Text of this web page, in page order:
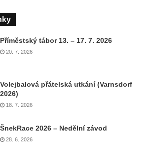
Příměstský tábor 13. – 17. 7. 2026
20. 7. 2026
Volejbalová přátelská utkání (Varnsdorf
2026)
18. 7. 2026
ŠnekRace 2026 – Nedělní závod
28. 6. 2026